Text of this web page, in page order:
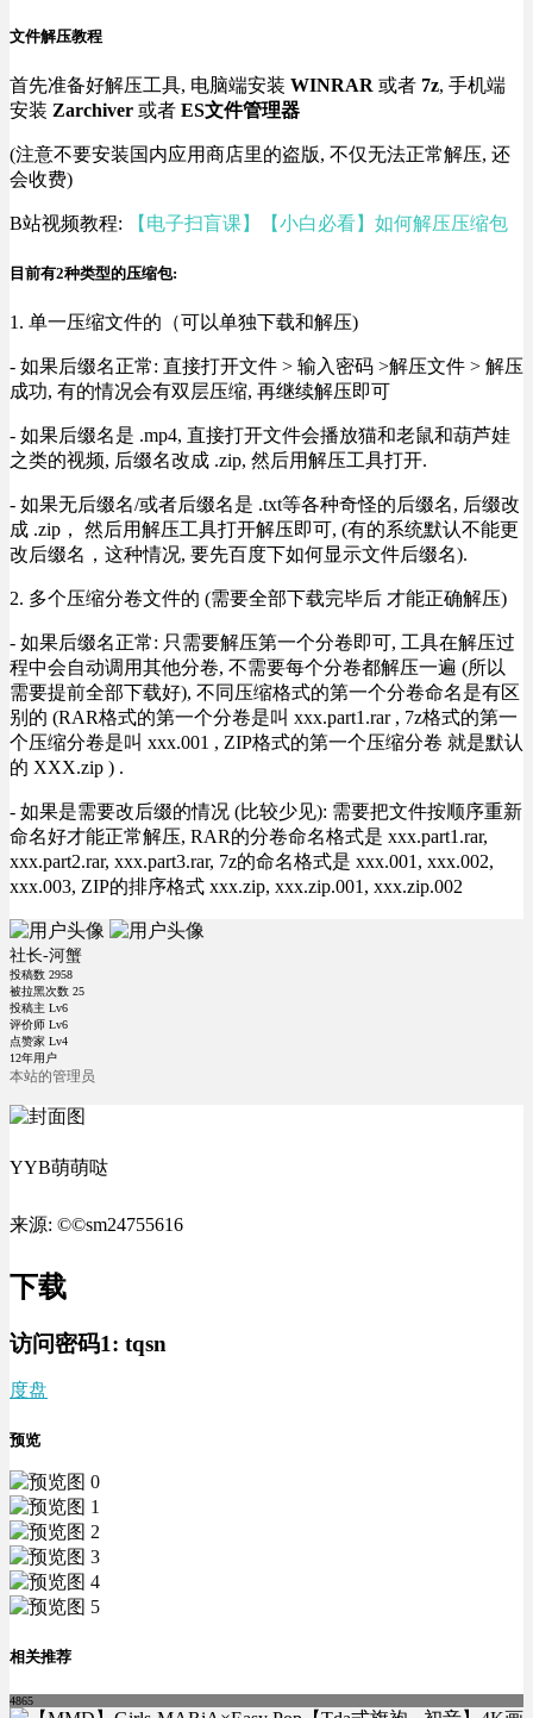
文件解压教程
首先准备好解压工具, 电脑端安装 WINRAR 或者 7z, 手机端
安装 Zarchiver 或者 ES文件管理器
(注意不要安装国内应用商店里的盗版, 不仅无法正常解压, 还
会收费)
B站视频教程: 【电子扫盲课】【小白必看】如何解压压缩包
目前有2种类型的压缩包:
1. 单一压缩文件的（可以单独下载和解压)
- 如果后缀名正常: 直接打开文件 > 输入密码 >解压文件 > 解压
成功, 有的情况会有双层压缩, 再继续解压即可
- 如果后缀名是 .mp4, 直接打开文件会播放猫和老鼠和葫芦娃
之类的视频, 后缀名改成 .zip, 然后用解压工具打开.
- 如果无后缀名/或者后缀名是 .txt等各种奇怪的后缀名, 后缀改
成 .zip， 然后用解压工具打开解压即可, (有的系统默认不能更
改后缀名，这种情况, 要先百度下如何显示文件后缀名).
2. 多个压缩分卷文件的 (需要全部下载完毕后 才能正确解压)
- 如果后缀名正常: 只需要解压第一个分卷即可, 工具在解压过
程中会自动调用其他分卷, 不需要每个分卷都解压一遍 (所以
需要提前全部下载好), 不同压缩格式的第一个分卷命名是有区
别的 (RAR格式的第一个分卷是叫 xxx.part1.rar , 7z格式的第一
个压缩分卷是叫 xxx.001 , ZIP格式的第一个压缩分卷 就是默认
的 XXX.zip ) .
- 如果是需要改后缀的情况 (比较少见): 需要把文件按顺序重新
命名好才能正常解压, RAR的分卷命名格式是 xxx.part1.rar,
xxx.part2.rar, xxx.part3.rar, 7z的命名格式是 xxx.001, xxx.002,
xxx.003, ZIP的排序格式 xxx.zip, xxx.zip.001, xxx.zip.002
社长-河蟹
投稿数 2958
被拉黑次数 25
投稿主 Lv6
评价师 Lv6
点赞家 Lv4
12年用户
本站的管理员
YYB萌萌哒
来源: ©©sm24755616
下载
访问密码1: tqsn
度盘
预览
相关推荐
4865